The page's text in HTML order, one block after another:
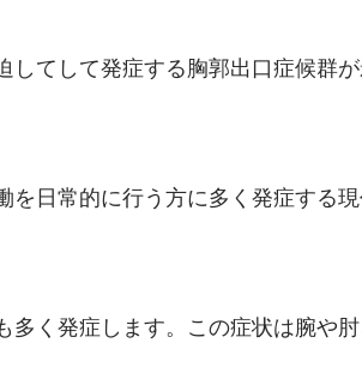
してして発症する胸郭出口症候群
を日常的に行う方に多く発症する
多く発症します。この症状は腕や